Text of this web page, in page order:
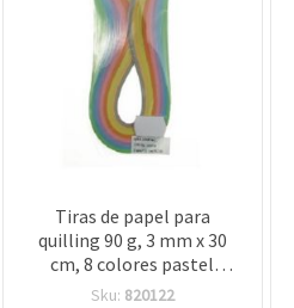
Tiras de papel para
quilling 90 g, 3 mm x 30
cm, 8 colores pastel
surtidos, pack de 200 uds
Sku: 820122